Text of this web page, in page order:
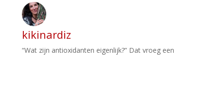
kikinardiz
“Wat zijn antioxidanten eigenlijk?” Dat vroeg een